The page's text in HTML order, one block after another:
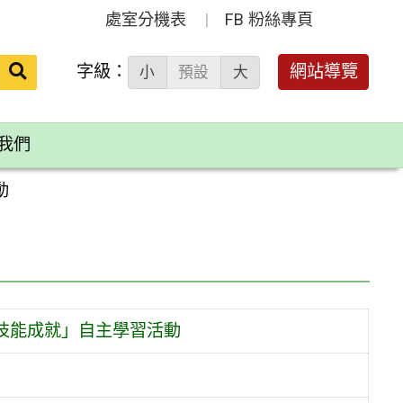
處室分機表 FB 粉絲專頁
送出 字級： 小 預設 大 網站導覽
們
能成就」自主學習活動